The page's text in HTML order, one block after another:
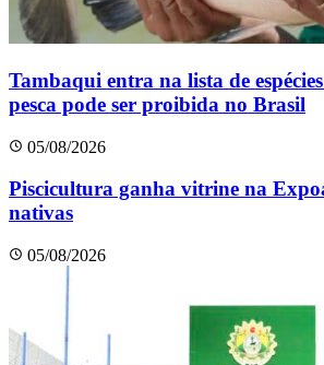
Tambaqui entra na lista de
pesca pode ser proibida no Brasil
05/08/2026
Piscicultura ganha vitrine na
nativas
05/08/2026